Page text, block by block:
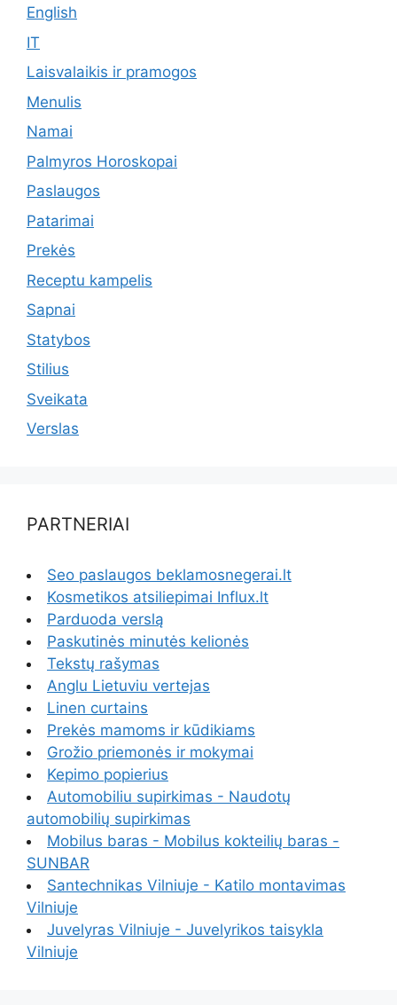
English
IT
Laisvalaikis ir pramogos
Menulis
Namai
Palmyros Horoskopai
Paslaugos
Patarimai
Prekės
Receptu kampelis
Sapnai
Statybos
Stilius
Sveikata
Verslas
PARTNERIAI
Seo paslaugos beklamosnegerai.lt
Kosmetikos atsiliepimai Influx.lt
Parduoda verslą
Paskutinės minutės kelionės
Tekstų rašymas
Anglu Lietuviu vertejas
Linen curtains
Prekės mamoms ir kūdikiams
Grožio priemonės ir mokymai
Kepimo popierius
Automobiliu supirkimas - Naudotų
automobilių supirkimas
Mobilus baras - Mobilus kokteilių baras -
SUNBAR
Santechnikas Vilniuje - Katilo montavimas
Vilniuje
Juvelyras Vilniuje - Juvelyrikos taisykla
Vilniuje